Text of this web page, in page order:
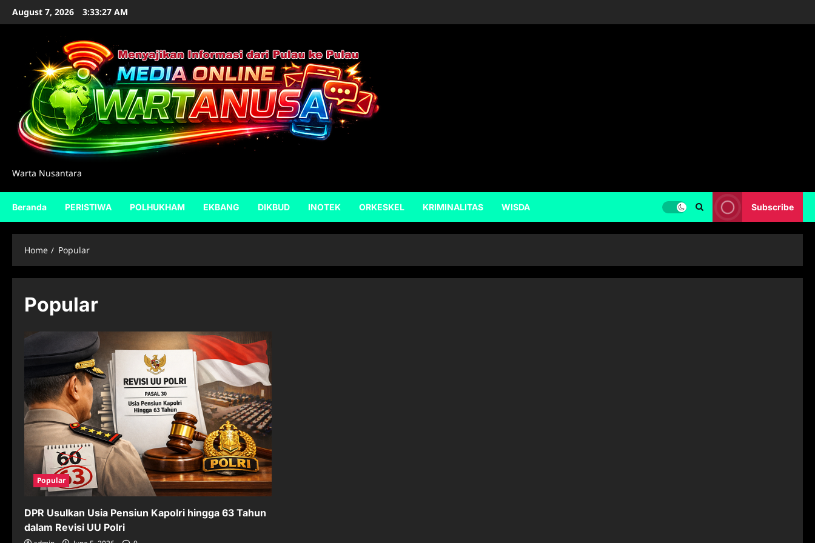
SkipAugust 7, 2026 3:33:28 AM
Warta Nusantara
Beranda PERISTIWA POLHUKHAM EKBANG DIKBUD INOTEK ORKESKEL KRIMINALITAS WISDA Subscribe
Home Popular
Popular
Popular
DPR Usulkan Usia Pensiun Kapolri hingga 63 Tahun
dalam Revisi UU Polri